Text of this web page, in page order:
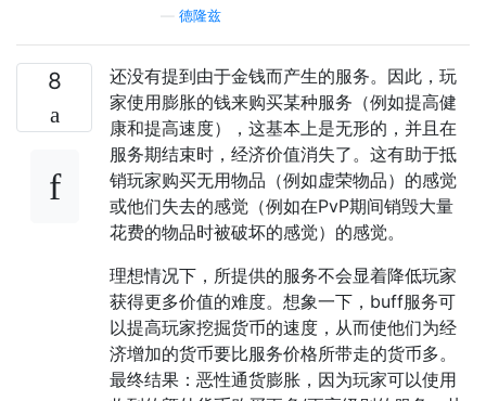
德隆兹
8
还没有提到由于金钱而产生的服务。因此，玩
家使用膨胀的钱来购买某种服务（例如提高健
康和提高速度），这基本上是无形的，并且在
服务期结束时，经济价值消失了。这有助于抵
销玩家购买无用物品（例如虚荣物品）的感觉
或他们失去的感觉（例如在PvP期间销毁大量
花费的物品时被破坏的感觉）的感觉。
理想情况下，所提供的服务不会显着降低玩家
获得更多价值的难度。想象一下，buff服务可
以提高玩家挖掘货币的速度，从而使他们为经
济增加的货币要比服务价格所带走的货币多。
最终结果：恶性通货膨胀，因为玩家可以使用